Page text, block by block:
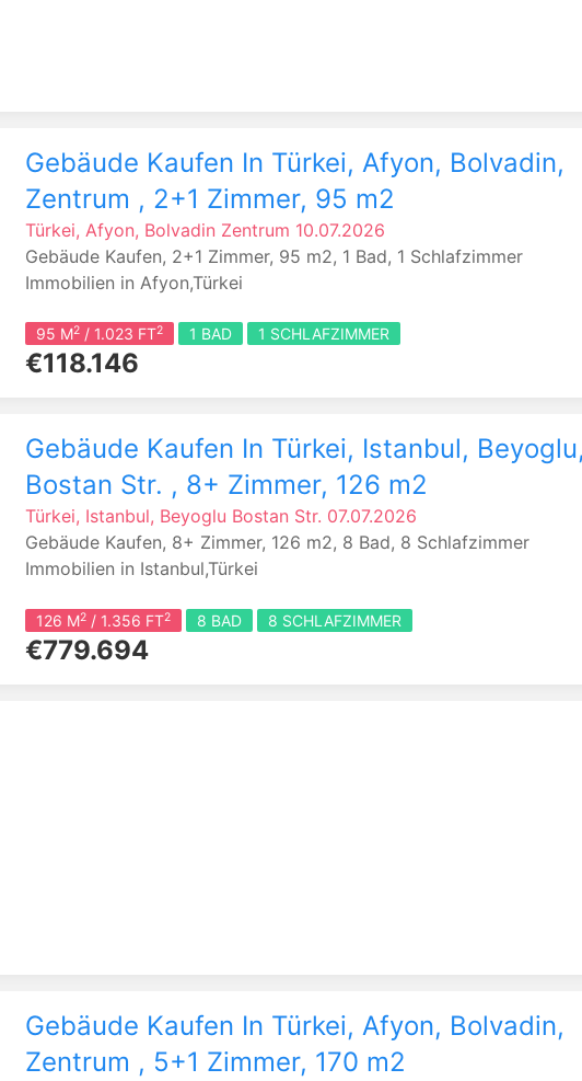
Gebäude Kaufen In Türkei, Afyon, Bolvadin,
Zentrum , 2+1 Zimmer, 95 m2
Türkei, Afyon, Bolvadin Zentrum 10.07.2026
Gebäude Kaufen, 2+1 Zimmer, 95 m2, 1 Bad, 1 Schlafzimmer
Immobilien in Afyon,Türkei
95 M2 / 1.023 FT2 1 BAD 1 SCHLAFZIMMER
€118.146
Gebäude Kaufen In Türkei, Istanbul,
Bostan Str. , 8+ Zimmer, 126 m2
Türkei, Istanbul, Beyoglu Bostan Str. 07.07.2026
Gebäude Kaufen, 8+ Zimmer, 126 m2, 8 Bad, 8 Schlafzimmer
Immobilien in Istanbul,Türkei
126 M2 / 1.356 FT2 8 BAD 8 SCHLAFZIMMER
€779.694
Gebäude Kaufen In Türkei, Afyon, Bolvadin,
Zentrum , 5+1 Zimmer, 170 m2